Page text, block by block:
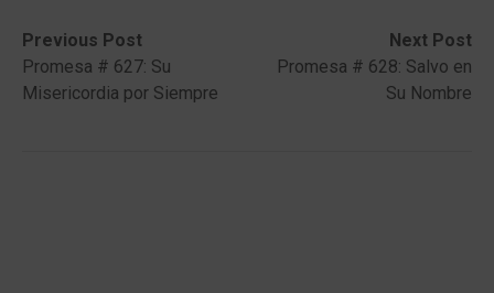
Post
navigation
Previous Post
Previous
post:Promesa # 627: Su
Misericordia por Siempre
Next Post
Next
post:
Promesa # 628: Salvo en
Su Nombre